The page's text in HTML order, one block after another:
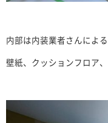
内部は内装業者さんによる
壁紙、クッションフロア